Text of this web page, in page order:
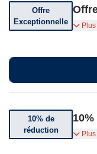
Offre
Exceptionnelle Vous
10% de
réduction
Code